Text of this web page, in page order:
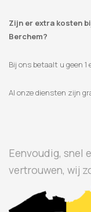
Zijn er extra kosten
Berchem?
Bij ons betaalt u geen
Al onze diensten zijn
Eenvoudig, snel
vertrouwen, wij